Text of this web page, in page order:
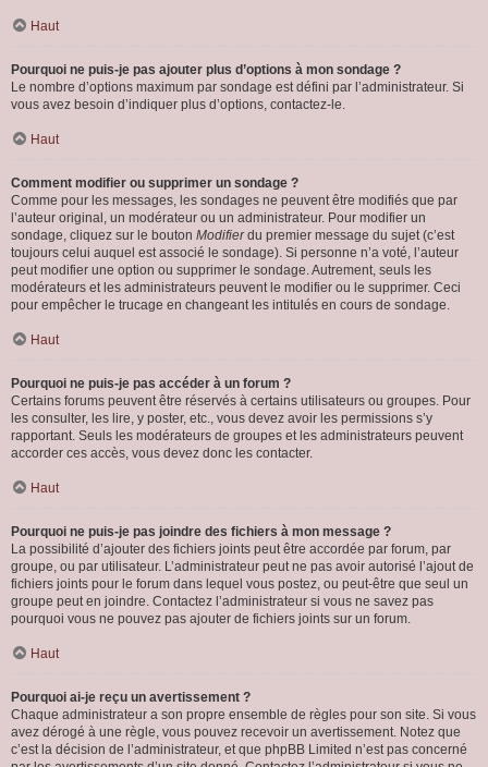
Haut
Pourquoi ne puis-je pas ajouter plus d’options à mon sondage ?
Le nombre d’options maximum par sondage est défini par l’administrateur. Si
vous avez besoin d’indiquer plus d’options, contactez-le.
Haut
Comment modifier ou supprimer un sondage ?
Comme pour les messages, les sondages ne peuvent être modifiés que par
l’auteur original, un modérateur ou un administrateur. Pour modifier un
sondage, cliquez sur le bouton Modifierdu premier message du sujet (c’est
toujours celui auquel est associé le sondage). Si personne n’a voté, l’auteur
peut modifier une option ou supprimer le sondage. Autrement, seuls les
modérateurs et les administrateurs peuvent le modifier ou le supprimer. Ceci
pour empêcher le trucage en changeant les intitulés en cours de sondage.
Haut
Pourquoi ne puis-je pas accéder à un forum ?
Certains forums peuvent être réservés à certains utilisateurs ou groupes. Pour
les consulter, les lire, y poster, etc., vous devez avoir les permissions s’y
rapportant. Seuls les modérateurs de groupes et les administrateurs peuvent
accorder ces accès, vous devez donc les contacter.
Haut
Pourquoi ne puis-je pas joindre des fichiers à mon message ?
La possibilité d’ajouter des fichiers joints peut être accordée par forum, par
groupe, ou par utilisateur. L’administrateur peut ne pas avoir autorisé l’ajout de
fichiers joints pour le forum dans lequel vous postez, ou peut-être que seul un
groupe peut en joindre. Contactez l’administrateur si vous ne savez pas
pourquoi vous ne pouvez pas ajouter de fichiers joints sur un forum.
Haut
Pourquoi ai-je reçu un avertissement ?
Chaque administrateur a son propre ensemble de règles pour son site. Si vous
avez dérogé à une règle, vous pouvez recevoir un avertissement. Notez que
c’est la décision de l’administrateur, et que phpBB Limited n’est pas concerné